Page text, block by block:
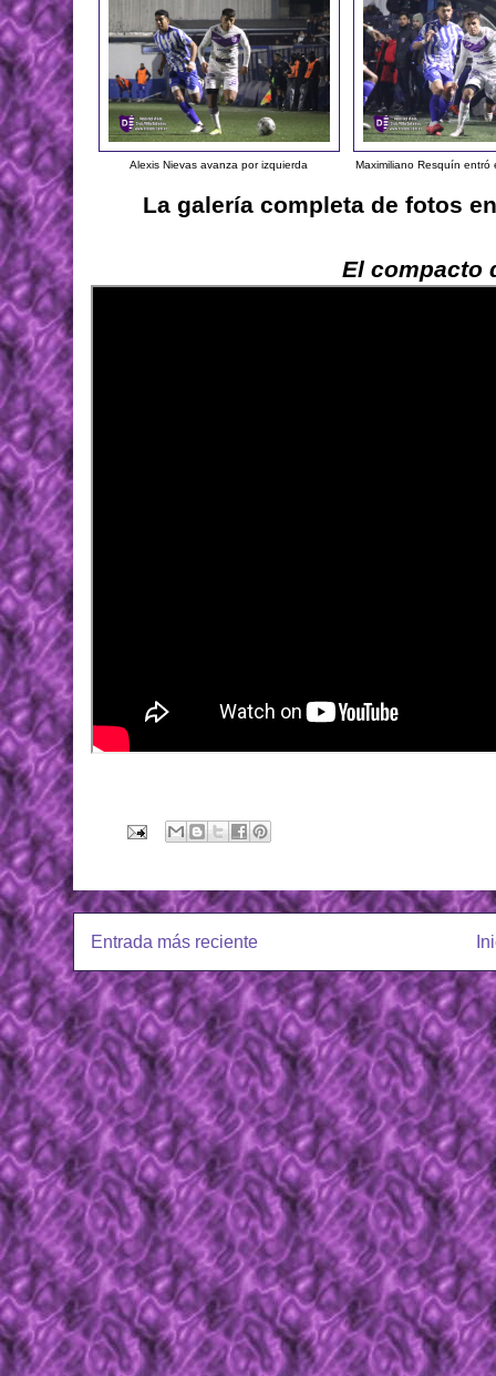
Alexis Nievas avanza por izquierda Maximiliano Resquín entró
La galería completa de fotos
El compacto
Entrada más reciente